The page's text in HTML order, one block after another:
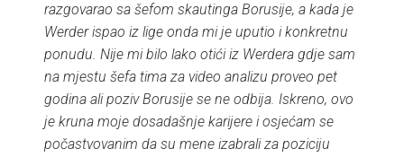
razgovarao sa šefom skautinga Borusije, a kada je
Werder ispao iz lige onda mi je uputio i konkretnu
ponudu. Nije mi bilo lako otići iz Werdera gdje sam
na mjestu šefa tima za video analizu proveo pet
godina ali poziv Borusije se ne odbija. Iskreno, ovo
je kruna moje dosadašnje karijere i osjećam se
počastvovanim da su mene izabrali za poziciju